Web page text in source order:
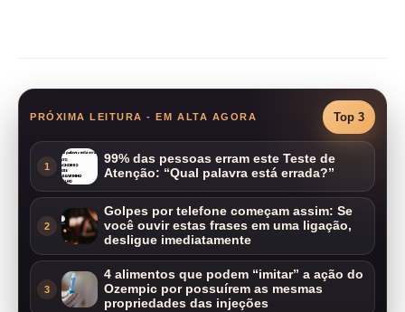
PRÓXIMA LEITURA - EM ALTA AGORA Top 3
1
99% das pessoas erram este Teste de
Atenção: “Qual palavra está errada?”
2
Golpes por telefone começam assim: Se
você ouvir estas frases em uma ligação,
desligue imediatamente
3
4 alimentos que podem “imitar” a ação do
Ozempic por possuírem as mesmas
propriedades das injeções